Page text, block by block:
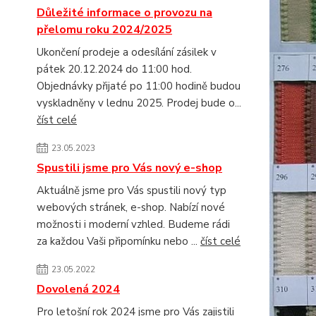
Důležité informace o provozu na
přelomu roku 2024/2025
Ukončení prodeje a odesílání zásilek v
pátek 20.12.2024 do 11:00 hod.
Objednávky přijaté po 11:00 hodině budou
vyskladněny v lednu 2025. Prodej bude o...
číst celé
23.05.2023
Spustili jsme pro Vás nový e-shop
Aktuálně jsme pro Vás spustili nový typ
webových stránek, e-shop. Nabízí nové
možnosti i moderní vzhled. Budeme rádi
za každou Vaši připomínku nebo ... číst celé
23.05.2022
Dovolená 2024
Pro letošní rok 2024 jsme pro Vás zajistili